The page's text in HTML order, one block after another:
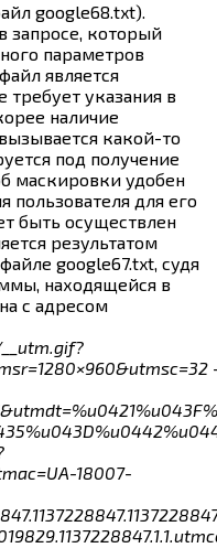
google68.txt).
запросе, который
параметров
является
требует указания в
наличие
какой-то
под получение
маскировки удобен
пользователя для его
быть осуществлен
результатом
google67.txt, судя
находящейся в
с адресом
18007-